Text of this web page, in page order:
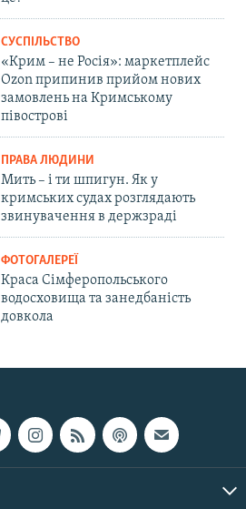
СУСПІЛЬСТВО
«Крим – не Росія»: маркетплейс
Ozon припинив прийом нових
замовлень на Кримському
півострові
ПРАВА ЛЮДИНИ
Мить – і ти шпигун. Як у
кримських судах розглядають
звинувачення в держзраді
ФОТОГАЛЕРЕЇ
Краса Сімферопольського
водосховища та занедбаність
довкола